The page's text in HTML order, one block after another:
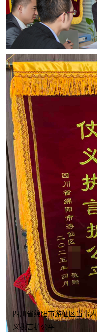
四川省绵阳市游仙区当事
义执言护公平